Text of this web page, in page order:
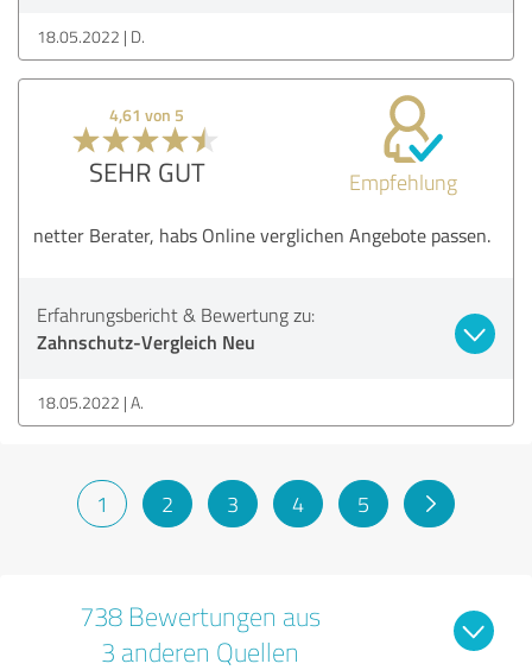
18.05.2022 D.
4,61 von 5
SEHR GUT Empfehlung
netter Berater, habs Online verglichen Angebote passen.
Erfahrungsbericht & Bewertung zu:
Zahnschutz-Vergleich Neu
18.05.2022 A.
1 2 3 4 5
738 Bewertungen aus
3 anderen Quellen